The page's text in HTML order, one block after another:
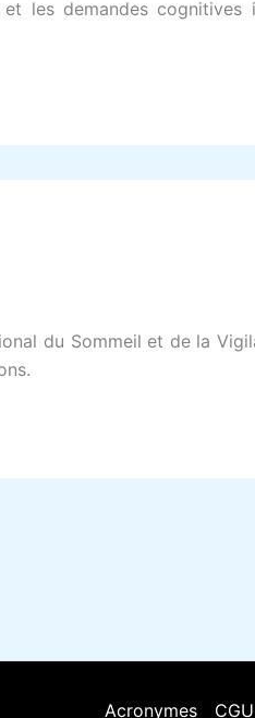
les demandes cognitives
du Sommeil et de la
Acronymes CGU